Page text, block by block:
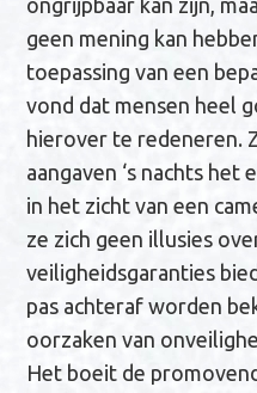
ongrijpbaar kan zijn,
geen mening kan
toepassing van een
vond dat mensen heel
hierover te redeneren.
aangaven ‘s nachts het
in het zicht van een
ze zich geen illusies
veiligheidsgaranties
pas achteraf worden
oorzaken van
Het boeit de